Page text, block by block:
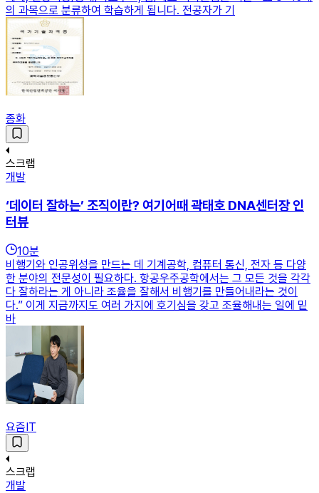
의 과목으로 분류하여 학습하게 됩니다. 전공자가 기
종화
스크랩
개발
‘데이터 잘하는’ 조직이란? 여기어때 곽태호 DNA센터장 인
터뷰
10분
비행기와 인공위성을 만드는 데 기계공학, 컴퓨터 통신, 전자 등 다양
한 분야의 전문성이 필요하다. 항공우주공학에서는 그 모든 것을 각각
다 잘하라는 게 아니라 조율을 잘해서 비행기를 만들어내라는 것이
다.” 이게 지금까지도 여러 가지에 호기심을 갖고 조율해내는 일에 밑
바
요즘IT
스크랩
개발